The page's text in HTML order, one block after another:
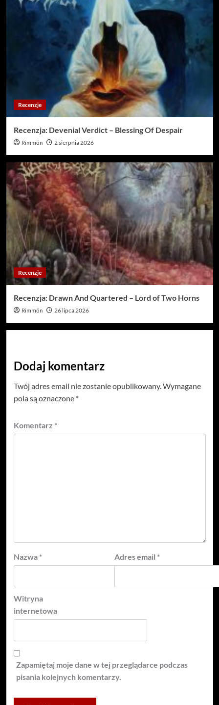
Recenzje
Recenzja: Devenial Verdict – Blessing Of Despair
Rimmön 2 sierpnia 2026
Recenzje
Recenzja: Drawn And Quartered – Lord of Two Horns
Rimmön 26 lipca 2026
Dodaj komentarz
Twój adres email nie zostanie opublikowany. Wymagane
pola są oznaczone *
Komentarz *
Nazwa * Adres email *
Witryna
internetowa
Zapamiętaj moje dane w tej przeglądarce podczas
pisania kolejnych komentarzy.